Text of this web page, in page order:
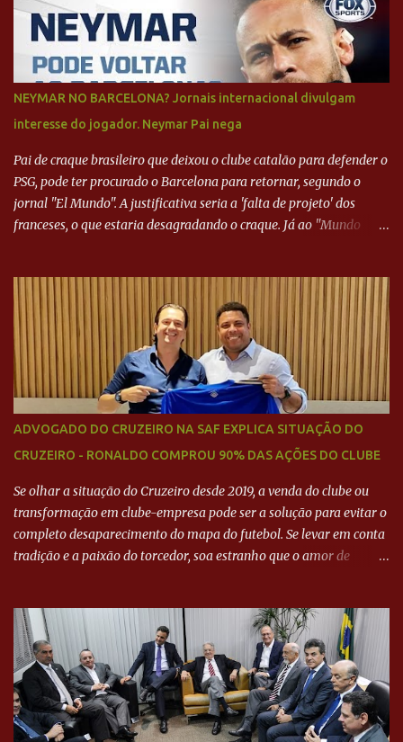
NEYMAR NO BARCELONA? Jornais internacional divulgam
interesse do jogador. Neymar Pai nega
Pai de craque brasileiro que deixou o clube catalão para defender o
PSG, pode ter procurado o Barcelona para retornar, segundo o
jornal "El Mundo". A justificativa seria a 'falta de projeto' dos
franceses, o que estaria desagradando o craque. Já ao "Mundo
Neymar Pai nega
ADVOGADO DO CRUZEIRO NA SAF EXPLICA SITUAÇÃO DO
CRUZEIRO - RONALDO COMPROU 90% DAS AÇÕES DO CLUBE
Se olhar a situação do Cruzeiro desde 2019, a venda do clube ou
transformação em clube-empresa pode ser a solução para evitar o
completo desaparecimento do mapa do futebol. Se levar em conta
tradição e a paixão do torcedor, soa estranho que o amor de
feito imediatamente para pagamento de dívidas emergenciais e
investimentos no departamento de futebol. O projeto apresentado
para a recuperação do Cruzeiro, o aporte financeiro inicial, com
Ronaldo sendo solidário à dívida de R$ 1 bilhão a partir de agora,
mais o peso que o ex-atacante tem no mundo do futebol, além de
sua história na Raposa, pesaram para que um dos mais icônicos